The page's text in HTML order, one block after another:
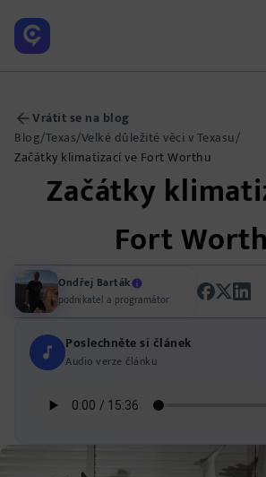
Vrátit se na blog
Blog/Texas/Velké důležité věci v Texasu/
Začátky klimatizací ve Fort Worthu
Začátky
Fort
Ondřej Barták
podnikatel a programátor
Poslechněte si článek
Audio verze článku